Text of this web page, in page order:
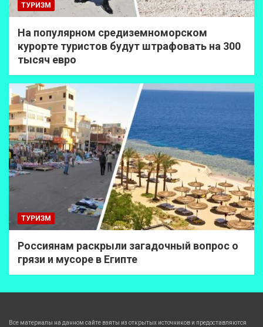
ТУРИЗМ
На популярном средиземноморском
курорте туристов будут штрафовать на 300
тысяч евро
ТУРИЗМ
Россиянам раскрыли загадочный вопрос о
грязи и мусоре в Египте
Все материалы на данном сайте взяты из открытых источников и предоставляются